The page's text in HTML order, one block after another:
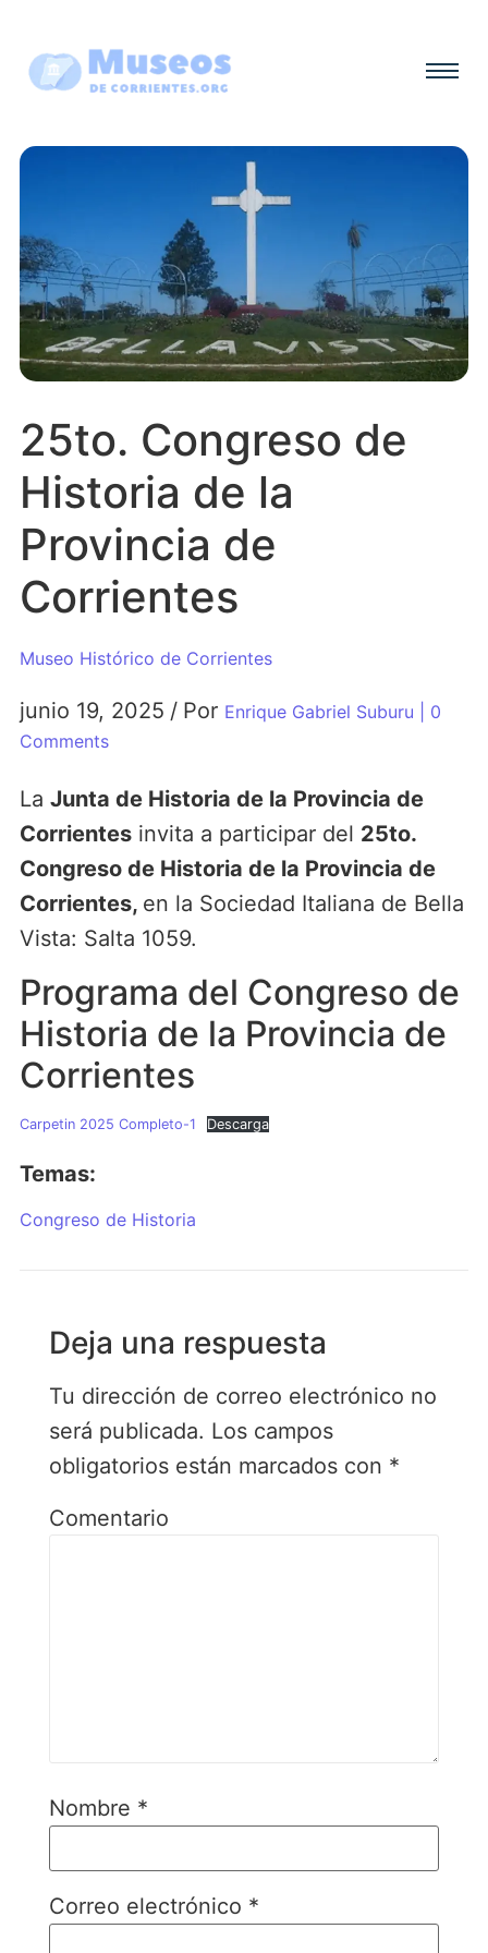
25to. Congreso de
Historia de la
Provincia de
Corrientes
Museo Histórico de Corrientes
junio 19, 2025 / Por Enrique Gabriel Suburu
| 0
Comments
La Junta de Historia de la Provincia de
Corrientesinvita a participar del 25to.
Congreso de Historia de la Provincia de
Corrientes, en la Sociedad Italiana de Bella
Vista: Salta 1059.
Programa del Congreso de
Historia de la Provincia de
Corrientes
Carpetin 2025 Completo-1 Descarga
Temas:
Congreso de Historia
Deja una respuesta
Tu dirección de correo electrónico no
será publicada. Los campos
obligatorios están marcados con *
Comentario
Nombre *
Correo electrónico *